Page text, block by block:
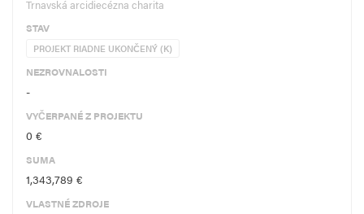
Trnavská arcidiecézna charita
STAV
PROJEKT RIADNE UKONČENÝ (K)
NEZROVNALOSTI
-
VYČERPANÉ Z PROJEKTU
0 €
SUMA
1,343,789 €
VLASTNÉ ZDROJE